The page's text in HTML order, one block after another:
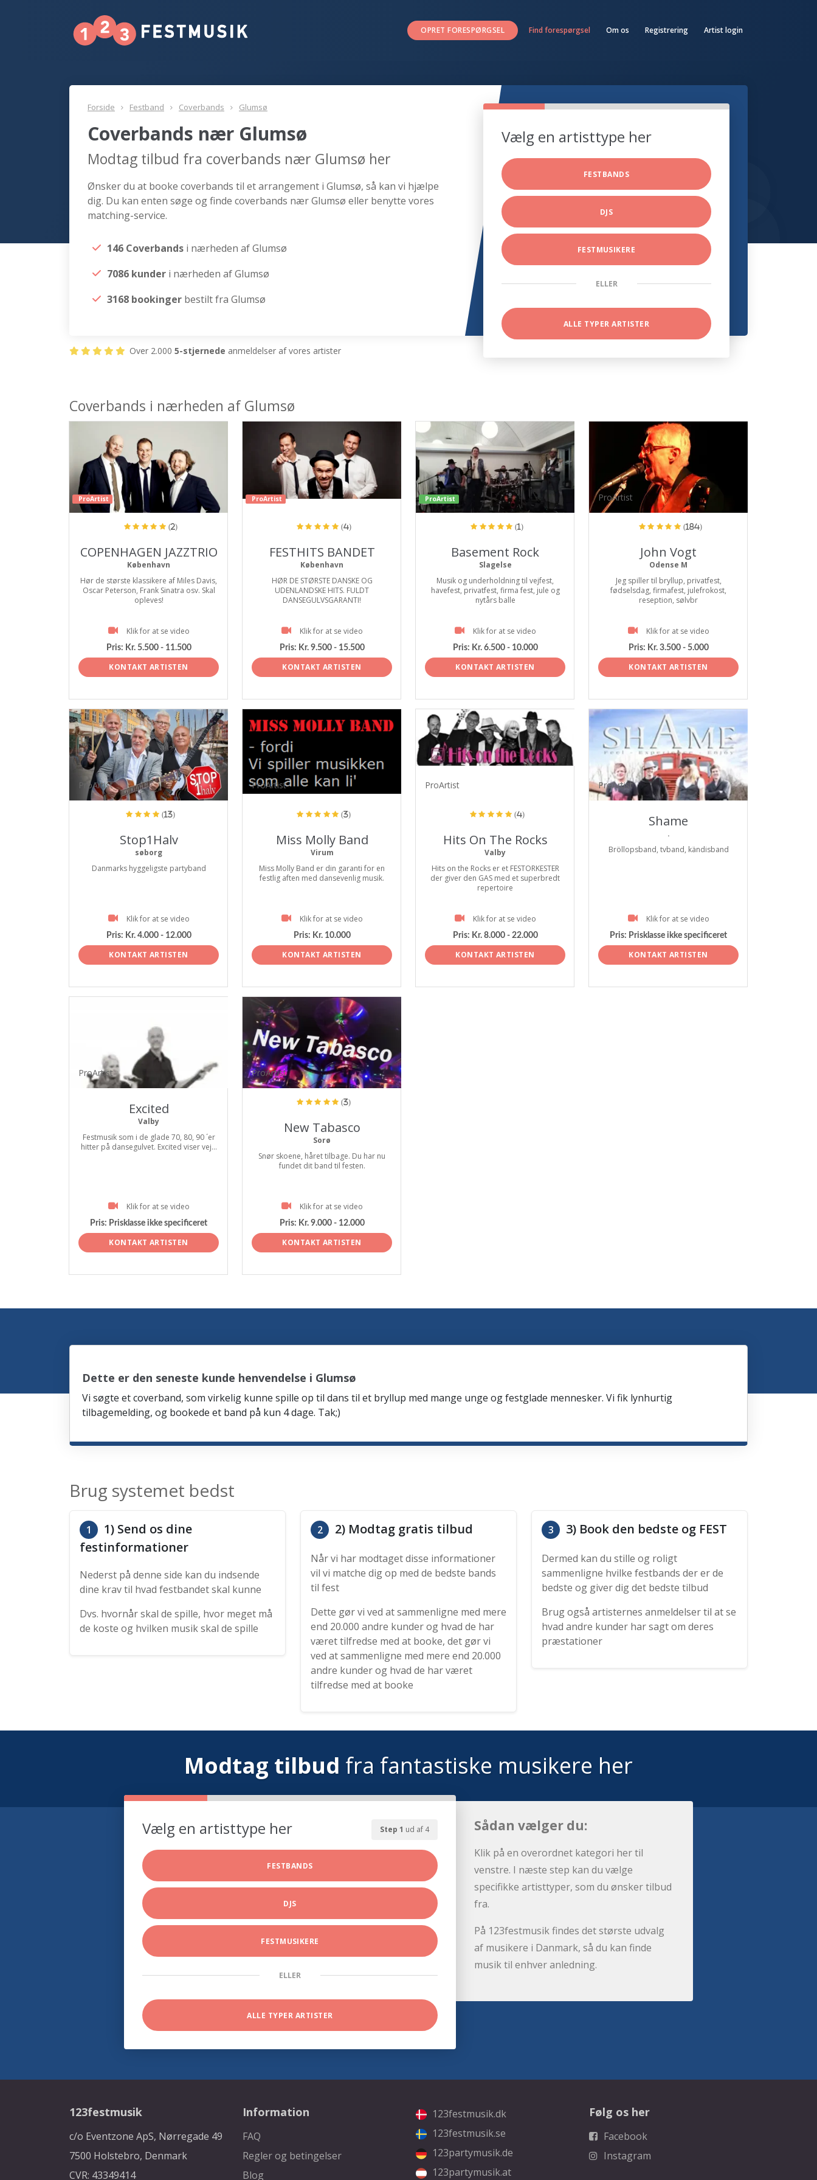
OPRET FORESPØRGSEL Find forespørgsel Om os Registrering Artist login
Forside Festband Coverbands Glumsø
Coverbands nær Glumsø
Modtag tilbud fra coverbands nær Glumsø her
Ønsker du at booke coverbands til et arrangement i Glumsø, så kan vi hjælpe
dig. Du kan enten søge og finde coverbands nær Glumsø eller benytte vores
matching-service.
146 Coverbands i nærheden af Glumsø
7086 kunder i nærheden af Glumsø
3168 bookinger bestilt fra Glumsø
Vælg en artisttype her
FESTBANDS
DJS
FESTMUSIKERE
ELLER
ALLE TYPER ARTISTER
Over 2.000 5-stjernede anmeldelser af vores artister
Coverbands i nærheden af Glumsø
ProArtist
(2)
COPENHAGEN JAZZTRIO
København
Hør de største klassikere af Miles Davis,
Oscar Peterson, Frank Sinatra osv. Skal
opleves!
Klik for at se video
Pris: Kr. 5.500 - 11.500
KONTAKT ARTISTEN
ProArtist
(4)
FESTHITS BANDET
København
HØR DE STØRSTE DANSKE OG
UDENLANDSKE HITS. FULDT
DANSEGULVSGARANTI!
Klik for at se video
Pris: Kr. 9.500 - 15.500
KONTAKT ARTISTEN
ProArtist
(1)
Basement Rock
Slagelse
Musik og underholdning til vejfest,
havefest, privatfest, firma fest, jule og
nytårs balle
Klik for at se video
Pris: Kr. 6.500 - 10.000
KONTAKT ARTISTEN
ProArtist
(184)
John Vogt
Odense M
Jeg spiller til bryllup, privatfest,
fødselsdag, firmafest, julefrokost,
reseption, sølvbr
Klik for at se video
Pris: Kr. 3.500 - 5.000
KONTAKT ARTISTEN
ProArtist
(13)
Stop1Halv
søborg
Danmarks hyggeligste partyband
Klik for at se video
Pris: Kr. 4.000 - 12.000
KONTAKT ARTISTEN
ProArtist
(3)
Miss Molly Band
Virum
Miss Molly Band er din garanti for en
festlig aften med dansevenlig musik.
Klik for at se video
Pris: Kr. 10.000
KONTAKT ARTISTEN
ProArtist
(4)
Hits On The Rocks
Valby
Hits on the Rocks er et FESTORKESTER
der giver den GAS med et superbredt
repertoire
Klik for at se video
Pris: Kr. 8.000 - 22.000
KONTAKT ARTISTEN
ProArtist
Shame
.
Bröllopsband, tvband, kändisband
Klik for at se video
Pris: Prisklasse ikke specificeret
KONTAKT ARTISTEN
ProArtist
Excited
Valby
Festmusik som i de glade 70, 80, 90 ´er
hitter på dansegulvet. Excited viser vej...
Klik for at se video
Pris: Prisklasse ikke specificeret
KONTAKT ARTISTEN
ProArtist
(3)
New Tabasco
Sorø
Snør skoene, håret tilbage. Du har nu
fundet dit band til festen.
Klik for at se video
Pris: Kr. 9.000 - 12.000
KONTAKT ARTISTEN
Dette er den seneste kunde henvendelse i Glumsø
Vi søgte et coverband, som virkelig kunne spille op til dans til et bryllup med mange unge og festglade mennesker. Vi fik lynhurtig
tilbagemelding, og bookede et band på kun 4 dage. Tak;)
Brug systemet bedst
1
1) Send os dine
festinformationer
Nederst på denne side kan du indsende
dine krav til hvad festbandet skal kunne
Dvs. hvornår skal de spille, hvor meget må
de koste og hvilken musik skal de spille
2 2) Modtag gratis tilbud
Når vi har modtaget disse informationer
vil vi matche dig op med de bedste bands
til fest
Dette gør vi ved at sammenligne med mere
end 20.000 andre kunder og hvad de har
været tilfredse med at booke, det gør vi
ved at sammenligne med mere end 20.000
andre kunder og hvad de har været
tilfredse med at booke
3 3) Book den bedste og FEST
Dermed kan du stille og roligt
sammenligne hvilke festbands der er de
bedste og giver dig det bedste tilbud
Brug også artisternes anmeldelser til at se
hvad andre kunder har sagt om deres
præstationer
Modtag tilbud fra fantastiske musikere her
Step 1 ud af 4
Vælg en artisttype her
FESTBANDS
DJS
FESTMUSIKERE
ELLER
ALLE TYPER ARTISTER
Sådan vælger du:
Klik på en overordnet kategori her til
venstre. I næste step kan du vælge
specifikke artisttyper, som du ønsker tilbud
fra.
På 123festmusik findes det største udvalg
af musikere i Danmark, så du kan finde
musik til enhver anledning.
123festmusik
c/o Eventzone ApS, Nørregade 49
7500 Holstebro, Denmark
CVR: 43349414
Information
FAQ
Regler og betingelser
Blog
123festmusik.dk
123festmusik.se
123partymusik.de
123partymusik.at
Følg os her
Facebook
Instagram